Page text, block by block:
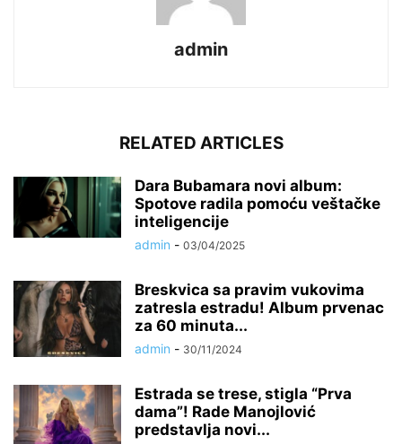
admin
RELATED ARTICLES
Dara Bubamara novi album:
Spotove radila pomoću veštačke
inteligencije
admin - 03/04/2025
Breskvica sa pravim vukovima
zatresla estradu! Album prvenac
za 60 minuta...
admin - 30/11/2024
Estrada se trese, stigla “Prva
dama”! Rade Manojlović
predstavlja novi...